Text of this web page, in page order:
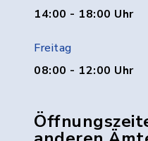
14:00 - 18:00 Uhr
Freitag
08:00 - 12:00 Uhr